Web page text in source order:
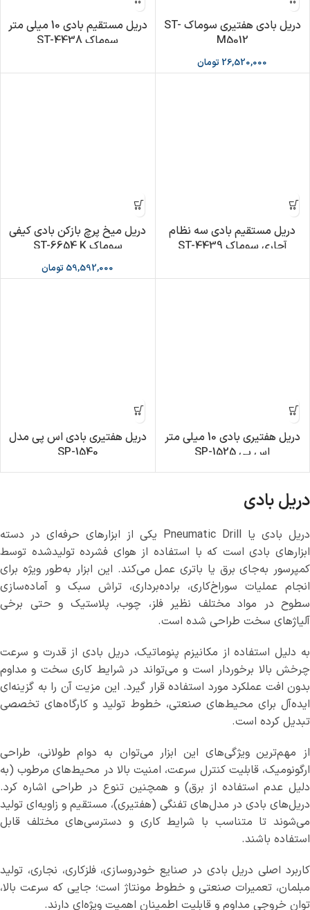
دریل بادی هفتیری سوماک ST-
M5012
26,520,000 تومان
دریل مستقیم بادی 10 میلی متر
سوماک ST-4438
دریل مستقیم بادی سه نظام
آچاری سوماک ST-4439
دریل میخ پرچ بازکن بادی کیفی
سوماک ST-6654 K
59,592,000 تومان
دریل هفتیری بادی 10 میلی متر
اس پی SP-1525
دریل هفتیری بادی اس پی مدل
SP-1540
دریل بادی
دریل بادی یا Pneumatic Drill یکی از ابزارهای حرفه‌ای در دسته
ابزارهای بادی است که با استفاده از هوای فشرده تولیدشده توسط
کمپرسور به‌جای برق یا باتری عمل می‌کند. این ابزار به‌طور ویژه برای
انجام عملیات سوراخ‌کاری، براده‌برداری، تراش سبک و آماده‌سازی
سطوح در مواد مختلف نظیر فلز، چوب، پلاستیک و حتی برخی
آلیاژهای سخت طراحی شده است.
به دلیل استفاده از مکانیزم پنوماتیک، دریل بادی از قدرت و سرعت
چرخش بالا برخوردار است و می‌تواند در شرایط کاری سخت و مداوم
بدون افت عملکرد مورد استفاده قرار گیرد. این مزیت آن را به گزینه‌ای
ایده‌آل برای محیط‌های صنعتی، خطوط تولید و کارگاه‌های تخصصی
تبدیل کرده است.
از مهم‌ترین ویژگی‌های این ابزار می‌توان به دوام طولانی، طراحی
ارگونومیک، قابلیت کنترل سرعت، امنیت بالا در محیط‌های مرطوب (به
دلیل عدم استفاده از برق) و همچنین تنوع در طراحی اشاره کرد.
دریل‌های بادی در مدل‌های تفنگی (هفتیری)، مستقیم و زاویه‌ای تولید
می‌شوند تا متناسب با شرایط کاری و دسترسی‌های مختلف قابل
استفاده باشند.
کاربرد اصلی دریل بادی در صنایع خودروسازی، فلزکاری، نجاری، تولید
مبلمان، تعمیرات صنعتی و خطوط مونتاژ است؛ جایی که سرعت بالا،
توان خروجی مداوم و قابلیت اطمینان اهمیت ویژه‌ای دارند.